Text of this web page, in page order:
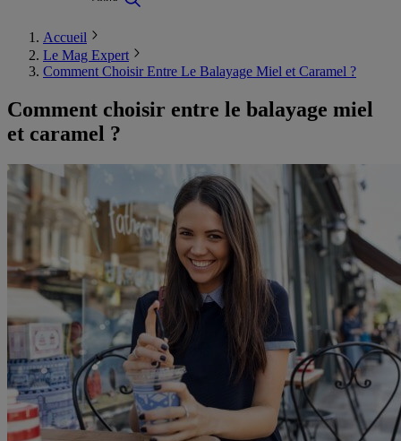
Accueil
Le Mag Expert
Comment Choisir Entre Le Balayage Miel et Caramel ?
Comment choisir entre le balayage miel
et caramel ?